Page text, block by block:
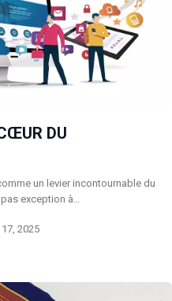
DU
un levier incontournable du
exception à…
17, 2025